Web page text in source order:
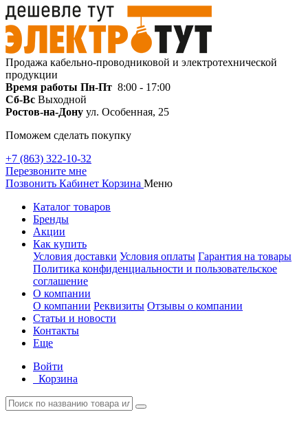
Продажа кабельно-проводниковой и электротехнической
продукции
Время работы Пн-Пт 8:00 - 17:00
Сб-Вс Выходной
Ростов-на-Дону ул. Особенная, 25
Поможем сделать покупку
+7 (863) 322-10-32
Перезвоните мне
Позвонить Кабинет Корзина Меню
Каталог товаров
Бренды
Акции
Как купить
Условия доставки Условия оплаты Гарантия на товары
Политика конфиденциальности и пользовательское
соглашение
О компании
О компании Реквизиты Отзывы о компании
Статьи и новости
Контакты
Еще
Войти
Корзина